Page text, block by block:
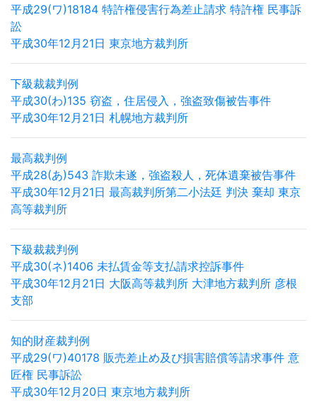
平成29(ワ)18184 特許権侵害行為差止請求 特許権 民事訴
訟
平成30年12月21日 東京地方裁判所
下級裁裁判例
平成30(わ)135 窃盗，住居侵入，強盗致傷被告事件
平成30年12月21日 札幌地方裁判所
最高裁判例
平成28(あ)543 詐欺未遂，強盗殺人，死体遺棄被告事件
平成30年12月21日 最高裁判所第二小法廷 判決 棄却 東京
高等裁判所
下級裁裁判例
平成30(ネ)1406 未払賃金等支払請求控訴事件
平成30年12月21日 大阪高等裁判所 大津地方裁判所 彦根
支部
知的財産裁判例
平成29(ワ)40178 販売差止め及び損害賠償等請求事件 意
匠権 民事訴訟
平成30年12月20日 東京地方裁判所